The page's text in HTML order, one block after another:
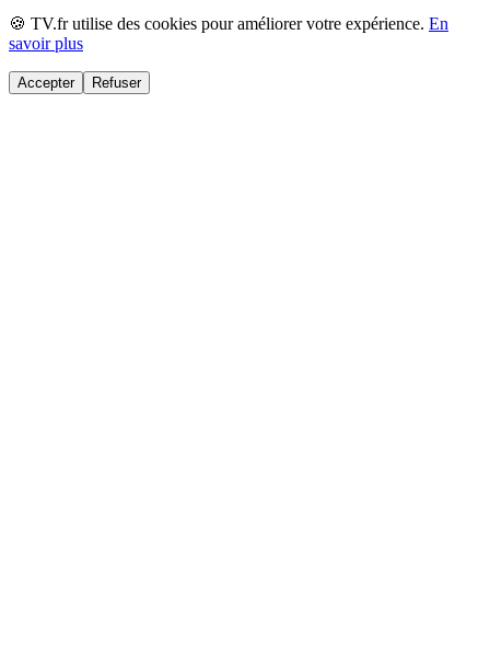
🍪 TV.fr utilise des cookies pour améliorer votre expérience. En
savoir plus
Accepter Refuser